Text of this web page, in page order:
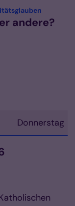
andere?
Donnerstag